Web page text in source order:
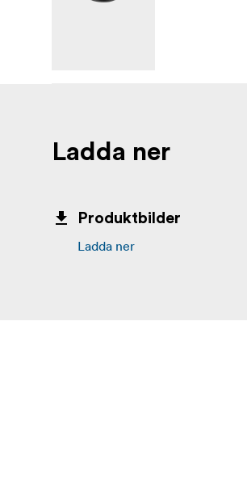
Ladda ner
Produktbilder
Ladda ner